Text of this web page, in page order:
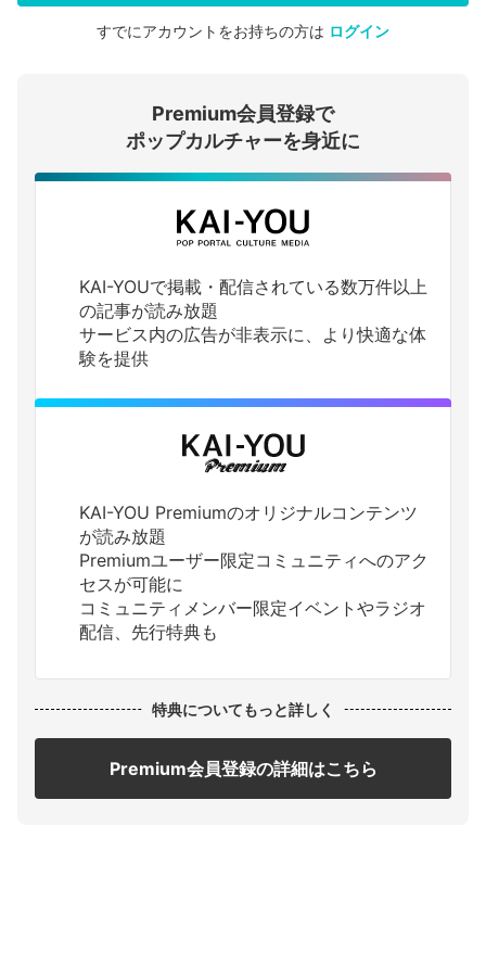
会員登録する
ログインする
すでにアカウントをお持ちの方は ログイン
Premium会員登録で
ポップカルチャーを身近に
KAI-YOUで掲載・配信されている数万件以上
の記事が読み放題
サービス内の広告が非表示に、より快適な体
験を提供
KAI-YOU Premiumのオリジナルコンテンツ
が読み放題
Premiumユーザー限定コミュニティへのアク
セスが可能に
コミュニティメンバー限定イベントやラジオ
配信、先行特典も
特典についてもっと詳しく
Premium会員登録の詳細はこちら